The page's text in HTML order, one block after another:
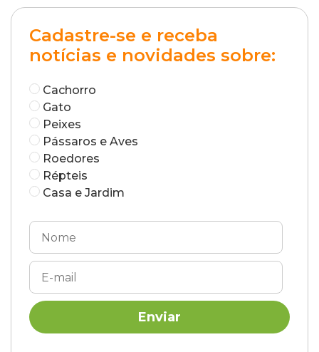
Cadastre-se e receba
notícias e novidades sobre:
Cachorro
Gato
Peixes
Pássaros e Aves
Roedores
Répteis
Casa e Jardim